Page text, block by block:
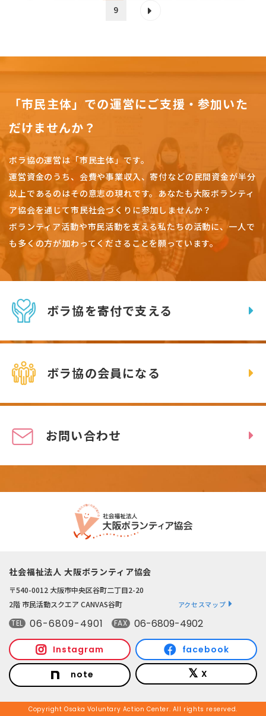
9
「市民主体」での運営にご支援・参加いた
だけませんか？
ボラ協の運営は「市民主体」です。
運営資金のうち、会費や事業収入、寄付などの民間資金が半分
以上であるのはその意志の現れです。 あなたも大阪ボランティ
ア協会を通じて市民社会づくりに参加しませんか？
ボランティア活動や市民活動を支える私たちの活動に、一人で
も多くの方が加わってくださることを願っています。
ボラ協を寄付で支える
ボラ協の会員になる
お問い合わせ
社会福祉法人 大阪ボランティア協会
〒540-0012 大阪市中央区谷町二丁目2-20
2階 市民活動スクエア CANVAS谷町
アクセスマップ
TEL 06-6809-4901 FAX 06-6809-4902
Instagram facebook
note X
Copyright Osaka Voluntary Action Center. All rights reserved.